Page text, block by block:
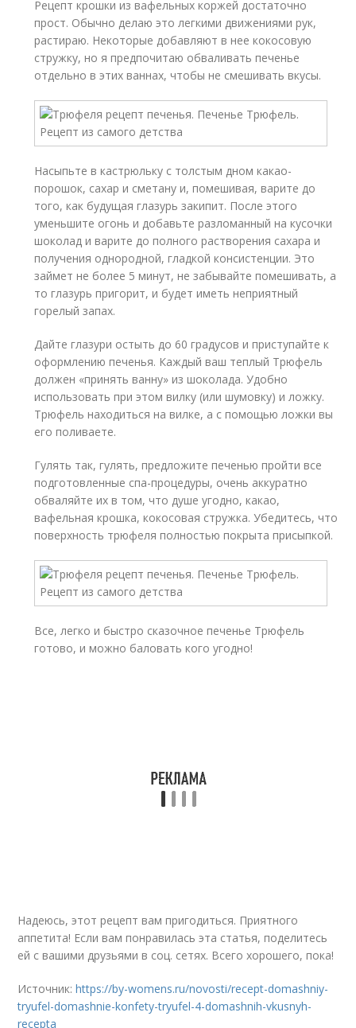
Рецепт крошки из вафельных коржей достаточно
прост. Обычно делаю это легкими движениями рук,
растираю. Некоторые добавляют в нее кокосовую
стружку, но я предпочитаю обваливать печенье
отдельно в этих ваннах, чтобы не смешивать вкусы.
Насыпьте в кастрюльку с толстым дном какао-
порошок, сахар и сметану и, помешивая, варите до
того, как будущая глазурь закипит. После этого
уменьшите огонь и добавьте разломанный на кусочки
шоколад и варите до полного растворения сахара и
получения однородной, гладкой консистенции. Это
займет не более 5 минут, не забывайте помешивать, а
то глазурь пригорит, и будет иметь неприятный
горелый запах.
Дайте глазури остыть до 60 градусов и приступайте к
оформлению печенья. Каждый ваш теплый Трюфель
должен «принять ванну» из шоколада. Удобно
использовать при этом вилку (или шумовку) и ложку.
Трюфель находиться на вилке, а с помощью ложки вы
его поливаете.
Гулять так, гулять, предложите печенью пройти все
подготовленные спа-процедуры, очень аккуратно
обваляйте их в том, что душе угодно, какао,
вафельная крошка, кокосовая стружка. Убедитесь, что
поверхность трюфеля полностью покрыта присыпкой.
Все, легко и быстро сказочное печенье Трюфель
готово, и можно баловать кого угодно!
Надеюсь, этот рецепт вам пригодиться. Приятного
аппетита! Если вам понравилась эта статья, поделитесь
ей с вашими друзьями в соц. сетях. Всего хорошего, пока!
Источник:https://by-womens.ru/novosti/recept-domashniy-
tryufel-domashnie-konfety-tryufel-4-domashnih-vkusnyh-
recepta